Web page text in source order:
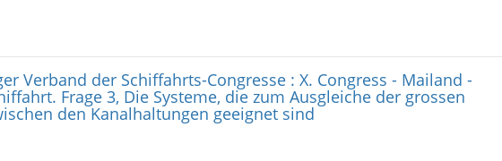
Verband der Schiffahrts-Congresse : X. Congress - Mailand -
Frage 3, Die Systeme, die zum Ausgleiche der grossen
den Kanalhaltungen geeignet sind